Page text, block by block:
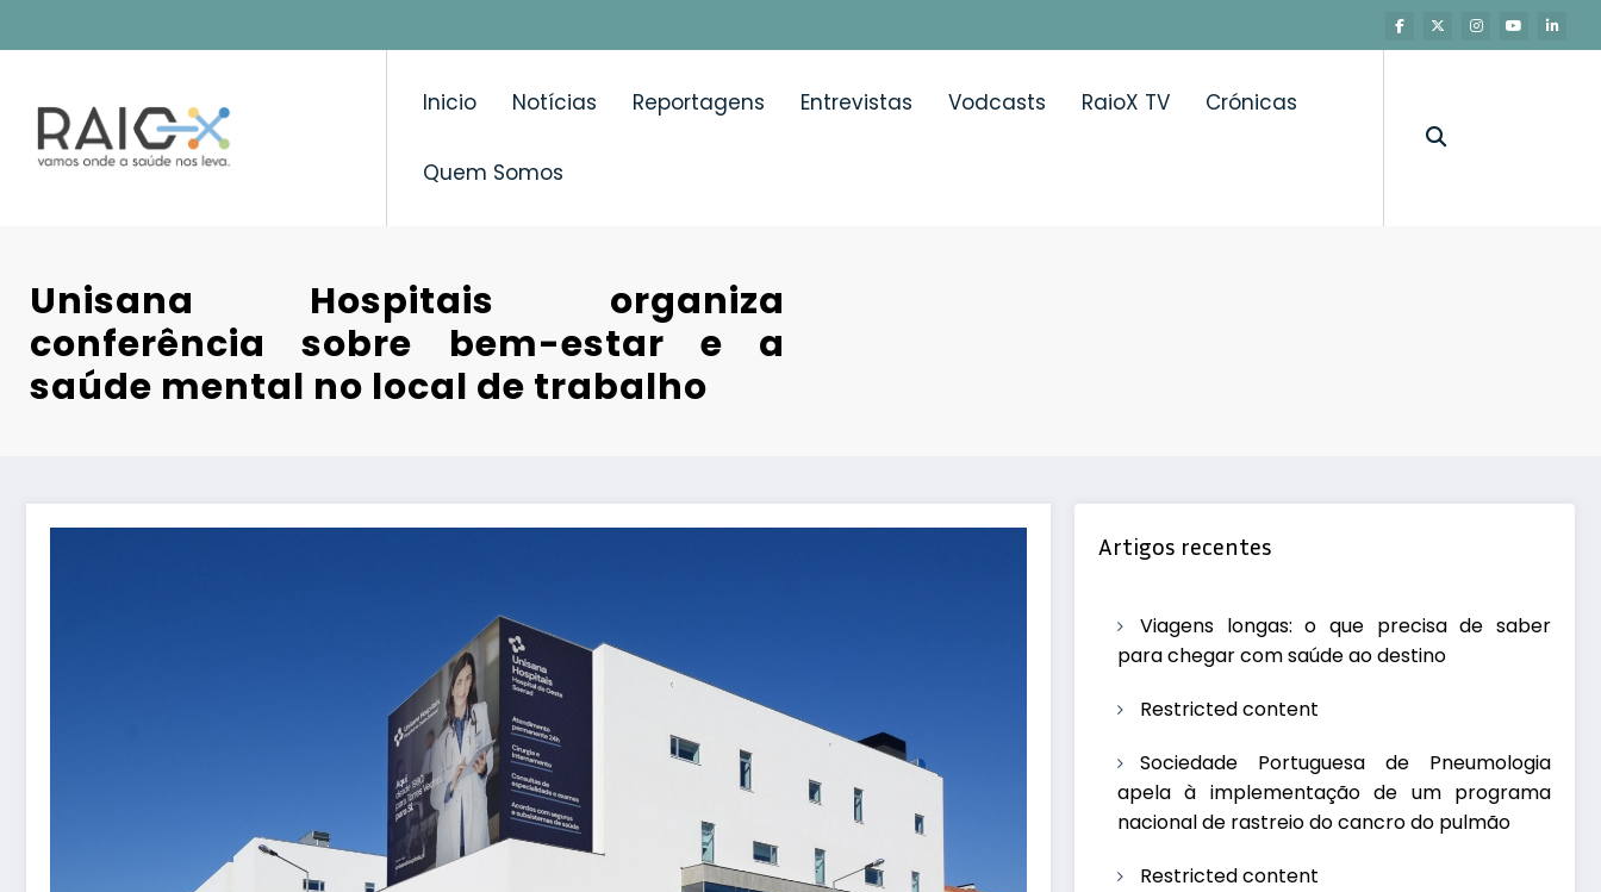
para
conteúdo
Inicio Notícias Reportagens Entrevistas Vodcasts RaioX TV Crónicas
Quem Somos
Unisana Hospitais organiza
conferência sobre bem-estar e a
saúde mental no local de trabalho
Artigos recentes
Viagens longas: o que precisa de saber
para chegar com saúde ao destino
Restricted content
Sociedade Portuguesa de Pneumologia
apela à implementação de um programa
nacional de rastreio do cancro do pulmão
Restricted content